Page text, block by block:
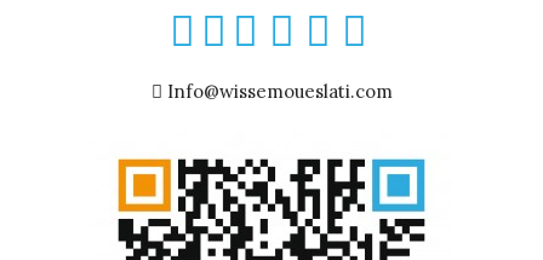
Info@wissemoueslati.com